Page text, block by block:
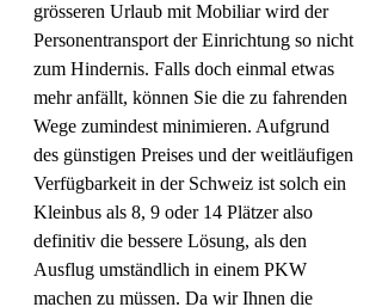
grösseren Urlaub mit Mobiliar wird der
Personentransport der Einrichtung so nicht
zum Hindernis. Falls doch einmal etwas
mehr anfällt, können Sie die zu fahrenden
Wege zumindest minimieren. Aufgrund
des günstigen Preises und der weitläufigen
Verfügbarkeit in der Schweiz ist solch ein
Kleinbus als 8, 9 oder 14 Plätzer also
definitiv die bessere Lösung, als den
Ausflug umständlich in einem PKW
machen zu müssen. Da wir Ihnen die